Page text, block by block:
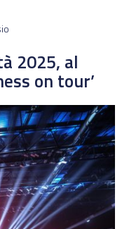
2025, al
on tour’